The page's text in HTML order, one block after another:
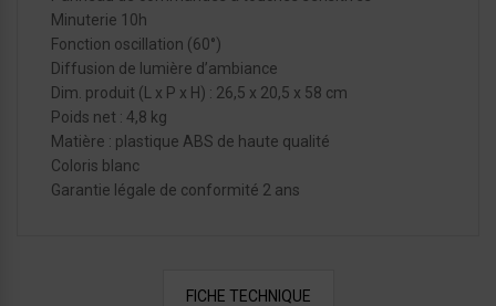
Minuterie 10h
Fonction oscillation (60°)
Diffusion de lumière d’ambiance
Dim. produit (L x P x H) : 26,5 x 20,5 x 58 cm
Poids net : 4,8 kg
Matière : plastique ABS de haute qualité
Coloris blanc
Garantie légale de conformité 2 ans
FICHE TECHNIQUE